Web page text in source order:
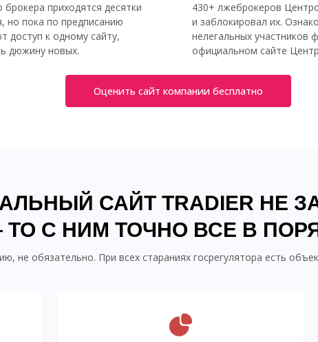
приходятся десятки
но пока по предписанию
доступ к одному сайту,
дюжину новых.
430+ лжеброкеров
и заблокировал их.
нелегальных
официальном сайте
Оценить сайт компании бесплатно
САЙТ TRADIER НЕ
С НИМ ТОЧНО ВСЕ В
не обязательно. При всех стараниях госрегулятора есть